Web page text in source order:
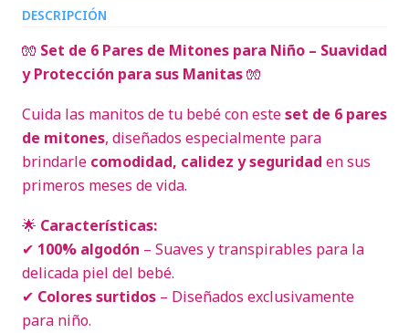
DESCRIPCIÓN
🧤 Set de 6 Pares de Mitones para Niño – Suavidad
y Protección para sus Manitas🧤
Cuida las manitos de tu bebé con esteset de 6 pares
de mitones, diseñados especialmente para
brindarle comodidad, calidez y seguridad en sus
primeros meses de vida.
🌟 Características:
✔ 100% algodón – Suaves y transpirables para la
delicada piel del bebé.
✔ Colores surtidos – Diseñados exclusivamente
para niño.